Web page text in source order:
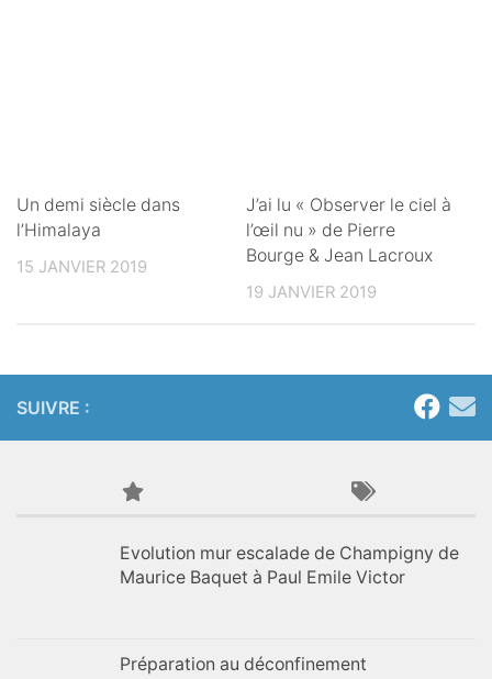
Un demi siècle dans
l’Himalaya
15 JANVIER 2019
J’ai lu « Observer le ciel à
l’œil nu » de Pierre
Bourge & Jean Lacroux
19 JANVIER 2019
SUIVRE :
Evolution mur escalade de Champigny de
Maurice Baquet à Paul Emile Victor
Préparation au déconfinement